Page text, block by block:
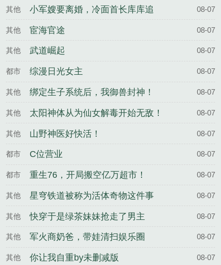
其他 小军嫂要离婚，冷面首长库库追 08-07
其他 宦海官途 08-07
其他 武道崛起 08-07
都市 综漫日光女主 08-07
其他 绑定生子系统后，我御兽封神！ 08-07
其他 太阳神体从为仙女解毒开始无敌！ 08-07
其他 山野神医好快活！ 08-07
都市 C位营业 08-07
都市 重生76，开局搬空亿万超市！ 08-07
其他 星穹铁道被称为活体奇物这件事 08-07
其他 快穿于是绿茶妹妹抢走了男主 08-07
其他 军火商奶爸，带娃清扫娱乐圈 08-07
其他 你让我自重by未删减版 08-07